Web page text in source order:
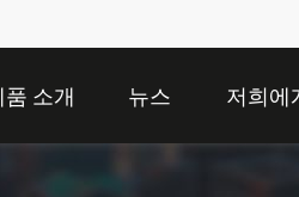
품 소개 뉴스 저희에